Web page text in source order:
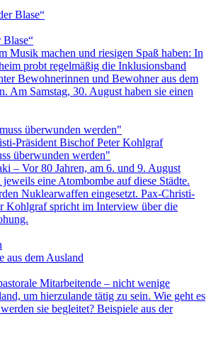
Blase“
Musik machen und riesigen Spaß haben: In
probt regelmäßig die Inklusionsband
Bewohnerinnen und Bewohner aus dem
Am Samstag, 30. August haben sie einen
Präsident Bischof Peter Kohlgraf
überwunden werden"
– Vor 80 Jahren, am 6. und 9. August
eine Atombombe auf diese Städte.
Nuklearwaffen eingesetzt. Pax-Christi-
Kohlgraf spricht im Interview über die
aus dem Ausland
Mitarbeitende – nicht wenige
um hierzulande tätig zu sein. Wie geht es
sie begleitet? Beispiele aus der